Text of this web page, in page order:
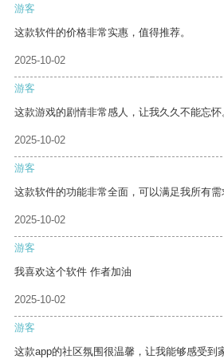
游客
这款软件的价格非常实惠，值得推荐。
2025-10-02
游客
这款游戏的剧情非常感人，让我久久不能忘怀
2025-10-02
游客
这款软件的功能非常全面，可以满足我所有需
2025-10-02
游客
我喜欢这个软件 作者加油
2025-10-02
游客
这款app的社区氛围很温馨，让我能够感受到